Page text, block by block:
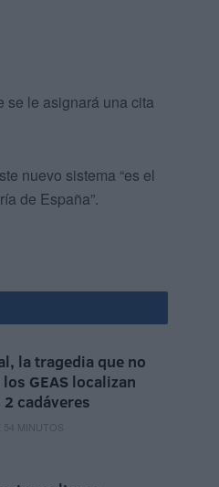
se le asignará una cita
nuevo sistema “es el
de España”.
la tragedia que no
los GEAS localizan
cadáveres
MINUTOS